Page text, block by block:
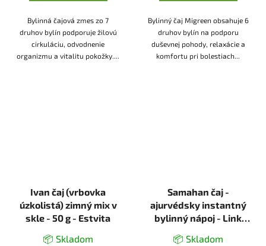
Bylinná čajová zmes zo 7
druhov bylín podporuje žilovú
cirkuláciu, odvodnenie
organizmu a vitalitu pokožky....
Bylinný čaj Migreen obsahuje 6
druhov bylín na podporu
duševnej pohody, relaxácie a
komfortu pri bolestiach...
Ivan čaj (vrbovka
úzkolistá) zimný mix v
skle - 50 g - Estvita
📦 Skladom
Samahan čaj -
ajurvédsky instantný
bylinný nápoj - Link
📦 Skladom